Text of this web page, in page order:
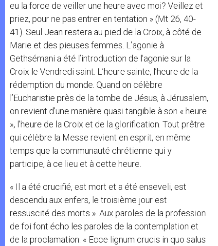
eu la force de veiller une heure avec moi? Veillez et
priez, pour ne pas entrer en tentation » (Mt 26, 40-
41). Seul Jean restera au pied de la Croix, à côté de
Marie et des pieuses femmes. L’agonie à
Gethsémani a été l’introduction de l’agonie sur la
Croix le Vendredi saint. L’heure sainte, l’heure de la
rédemption du monde. Quand on célèbre
l’Eucharistie près de la tombe de Jésus, à Jérusalem,
on revient d’une manière quasi tangible à son « heure
», l’heure de la Croix et de la glorification. Tout prêtre
qui célèbre la Messe revient en esprit, en même
temps que la communauté chrétienne qui y
participe, à ce lieu et à cette heure.
« Il a été crucifié, est mort et a été enseveli, est
descendu aux enfers, le troisième jour est
ressuscité des morts ». Aux paroles de la profession
de foi font écho les paroles de la contemplation et
de la proclamation: « Ecce lignum crucis in quo salus